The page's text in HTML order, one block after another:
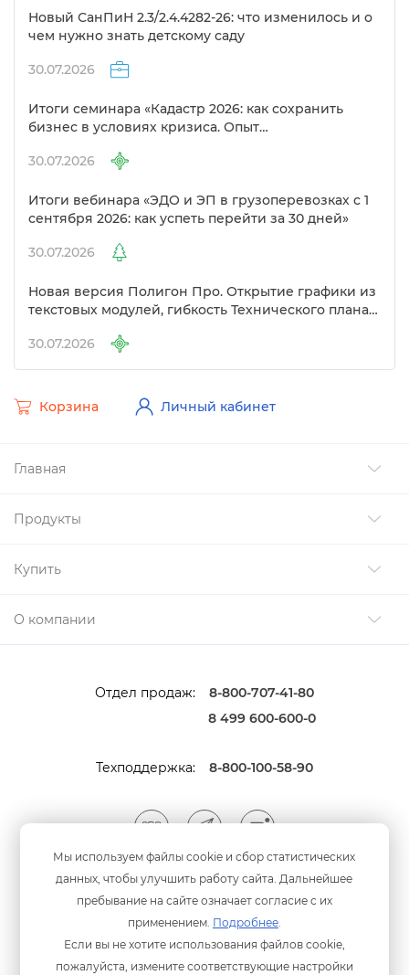
Мы используем файлы cookie и сбор статистических
данных, чтобы улучшить работу сайта. Дальнейшее
пребывание на сайте означает согласие с их
применением. Подробнее.
Если вы не хотите использования файлов cookie,
пожалуйста, измените соответствующие настройки
Новый СанПиН 2.3/2.4.4282-26: что изменилось и о
чем нужно знать детскому саду
30.07.2026
Итоги семинара «Кадастр 2026: как сохранить
изнес в условиях кризиса. Опыт
30.07.2026
Итоги вебинара «ЭДО и ЭП в грузоперевозках с 1
сентября 2026: как успеть перейти за 30 дней»
30.07.2026
Новая версия Полигон Про. Открытие графики из
текстовых модулей, гибкость Технического плана
30.07.2026
Главная
Продукты
Купить
О компании
Корзина Личный кабинет
Отдел продаж:
8-800-707-41-80
8 499 600-600-0
Техподдержка: 8-800-100-58-90
Мы принимаем оплату
анковскими картами